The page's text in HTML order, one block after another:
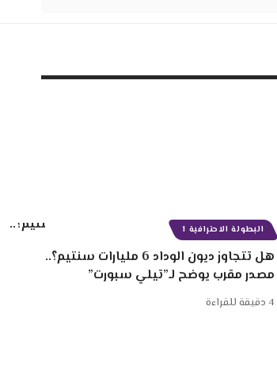
البطولة الاحترافية 1
هل تتجاوز ديون الوداد 6 مليارات سنتيم؟..
مصدر مقرب يوضح لـ”تيلي سبورت”
4 دقيقة للقراءة